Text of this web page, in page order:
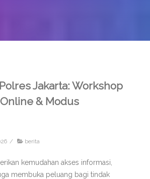
Jakarta: Workshop
& Modus
/ berita
kemudahan akses informasi,
membuka peluang bagi tindak